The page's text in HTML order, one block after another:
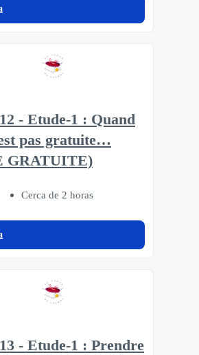
- Etude-1 : Quand
pas gratuite…
GRATUITE)
Cerca de 2 horas
- Etude-1 : Prendre